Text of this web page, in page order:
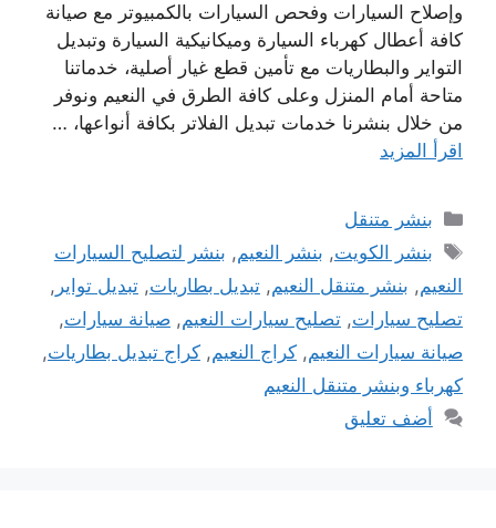
وإصلاح السيارات وفحص السيارات بالكمبيوتر مع صيانة
كافة أعطال كهرباء السيارة وميكانيكية السيارة وتبديل
التواير والبطاريات مع تأمين قطع غيار أصلية، خدماتنا
متاحة أمام المنزل وعلى كافة الطرق في النعيم ونوفر
من خلال بنشرنا خدمات تبديل الفلاتر بكافة أنواعها، …
اقرأ المزيد
التصنيفات
بنشر متنقل
الوسوم
بنشر الكويت, بنشر النعيم, بنشر لتصليح السيارات
النعيم, بنشر متنقل النعيم, تبديل بطاريات, تبديل تواير ,
تصليح سيارات, تصليح سيارات النعيم, صيانة سيارات,
صيانة سيارات النعيم, كراج النعيم, كراج تبديل بطاريات,
كهرباء وبنشر متنقل النعيم
أضف تعليق